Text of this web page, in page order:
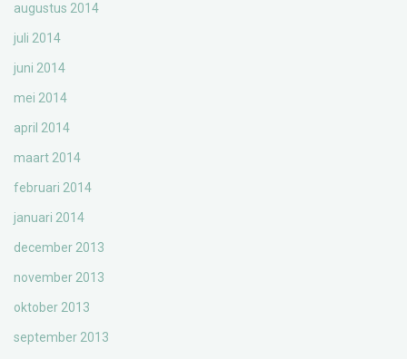
augustus 2014
juli 2014
juni 2014
mei 2014
april 2014
maart 2014
februari 2014
januari 2014
december 2013
november 2013
oktober 2013
september 2013